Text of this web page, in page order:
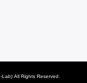
All Rights Reserved.